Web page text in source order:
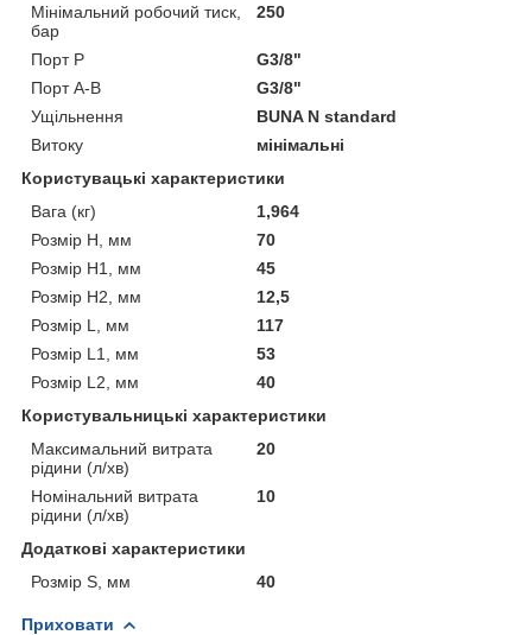
Мінімальний робочий тиск,
бар
250
Порт P
G3/8"
Порт А-В
G3/8"
Ущільнення
BUNA N standard
Витоку
мінімальні
Користувацькi характеристики
Вага (кг)
1,964
Розмір H, мм
70
Розмір H1, мм
45
Розмір H2, мм
12,5
Розмір L, мм
117
Розмір L1, мм
53
Розмір L2, мм
40
Користувальницькі характеристики
Максимальний витрата
рідини (л/хв)
20
Номінальний витрата
рідини (л/хв)
10
Додаткові характеристики
Розмір S, мм
40
Приховати